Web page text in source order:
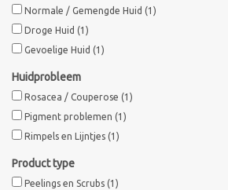
Nieuw !!
Mila d'Opiz
Normale / Gemengde Huid (1)
Droge Huid (1)
Gevoelige Huid (1)
Huidprobleem
Rosacea / Couperose (1)
Pigment problemen (1)
Rimpels en Lijntjes (1)
Product type
Peelings en Scrubs (1)